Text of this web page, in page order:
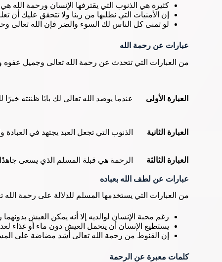
كثيرة هي الذنوب التي يقترفها الإنسان ورحمة الله
إن الأمنيات التي نطلبها من ربنا ولا تتحقق عليك أن
لو تمنى كل الناس لك السوء والضر فإن الله تعالى
عبارات عن رحمة الله
من العبارات التي تتحدث عن رحمة الله تعالى وجميل عفوه
العبارة الأولى عندما يوصد الله تعالى لك بابًا ظننته
العبارة الثانية الذنوب التي تجعل العبد يجتهد في
العبارة الثالثة الرحمة هي قبلة المسلم الذي يسعى
عبارات عن لطف الله بعباده
من العبارات التي يستخدمها المسلم للدلالة على رحمة الله
رغم محبة الإنسان لوالديه إلا أنه يمكن العيش
يستطيع الإنسان أن يتحمل العيش دون ماء أو غذاء
إن القنوط من رحمة الله تعالى أشد مضاضة على
كلمات معبرة عن الرحمة